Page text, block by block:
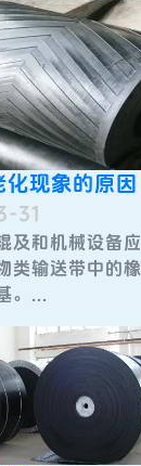
化现象的原因
31
及和机械设备
类输送带中的
。...